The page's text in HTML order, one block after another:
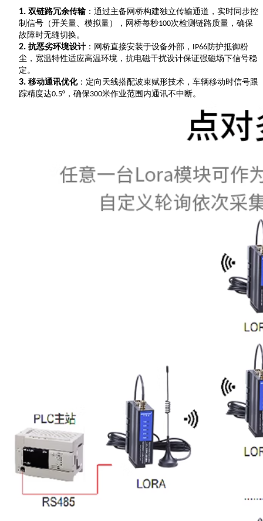
1. 双链路冗余传输 ：通过主备网桥构建独立传输通道，实时同步控
制信号（开关量、模拟量），网桥每秒100次检测链路质量，确保
故障时无缝切换。
2. 抗恶劣环境设计 ：网桥直接安装于设备外部， IP66防护抵御粉
尘，宽温特性适应高温环境，抗电磁干扰设计保证强磁场下信号稳
定。
3. 移动通讯优化：定向天线搭配波束赋形技术，车辆移动时信号跟
踪精度达0.5° ，确保300米作业范围内通讯不中断。